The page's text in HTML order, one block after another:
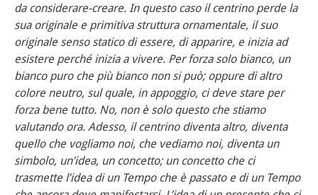
da considerare-creare. In questo caso il centrino perde la
sua originale e primitiva struttura ornamentale, il suo
originale senso statico di essere, di apparire, e inizia ad
esistere perché inizia a vivere. Per forza solo bianco, un
bianco puro che più bianco non si può; oppure di altro
colore neutro, sul quale, in appoggio, ci deve stare per
forza bene tutto. No, non è solo questo che stiamo
valutando ora. Adesso, il centrino diventa altro, diventa
quello che vogliamo noi, che vediamo noi, diventa un
simbolo, un’idea, un concetto; un concetto che ci
trasmette l’idea di un Tempo che è passato e di un Tempo